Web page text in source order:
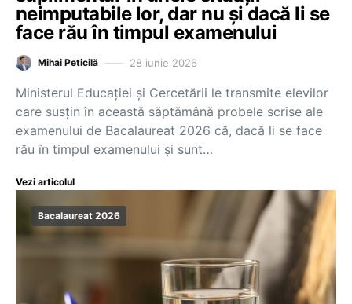
neimputabile lor, dar nu și dacă li se
face rău în timpul examenului
Mihai Peticilă 28 iunie 2026
Ministerul Educației și Cercetării le transmite elevilor
care susțin în această săptămână probele scrise ale
examenului de Bacalaureat 2026 că, dacă li se face
rău în timpul examenului și sunt…
Vezi articolul
Bacalaureat 2026